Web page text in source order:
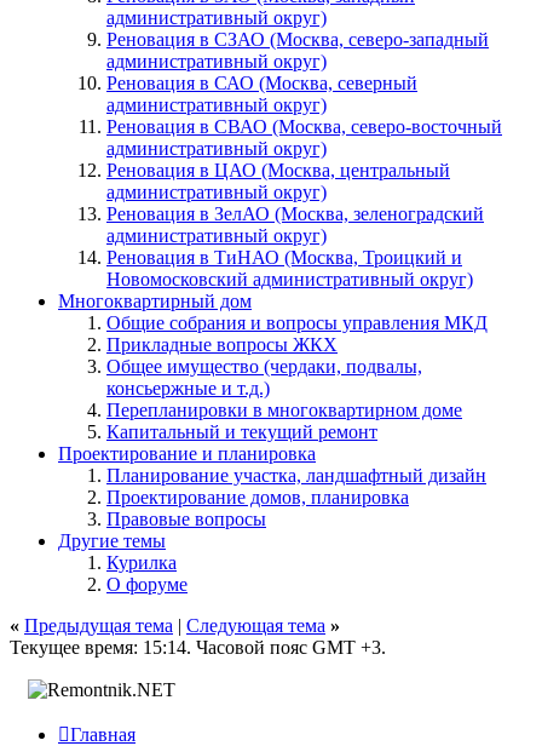
административный округ)
Реновация в СЗАО (Москва, северо-западный
административный округ)
Реновация в САО (Москва, северный
административный округ)
Реновация в СВАО (Москва, северо-восточный
административный округ)
Реновация в ЦАО (Москва, центральный
административный округ)
Реновация в ЗелАО (Москва, зеленоградский
административный округ)
Реновация в ТиНАО (Москва, Троицкий и
Новомосковский административный округ)
Многоквартирный дом
Общие собрания и вопросы управления МКД
Прикладные вопросы ЖКХ
Общее имущество (чердаки, подвалы,
консьержные и т.д.)
Перепланировки в многоквартирном доме
Капитальный и текущий ремонт
Проектирование и планировка
Планирование участка, ландшафтный дизайн
Проектирование домов, планировка
Правовые вопросы
Другие темы
Курилка
О форуме
« Предыдущая тема | Следующая тема »
Текущее время: 15:14. Часовой пояс GMT +3.
Главная